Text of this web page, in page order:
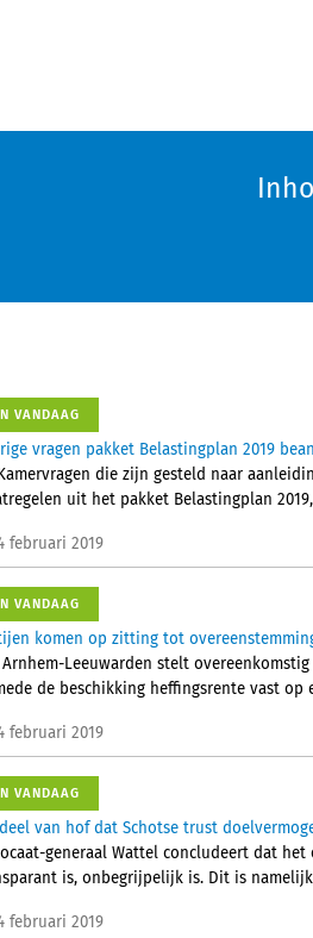
VANDAAG
vragen pakket Belastingplan 2019
die zijn gesteld naar
uit het pakket Belastingplan
februari 2019
VANDAAG
komen op zitting tot
Arnhem-Leeuwarden stelt
de beschikking heffingsrente vast op
februari 2019
VANDAAG
van hof dat Schotse trust
generaal Wattel concludeert dat
is, onbegrijpelijk is. Dit is
februari 2019